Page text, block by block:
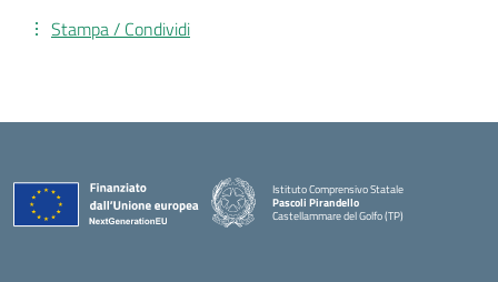
Stampa / Condividi
Istituto Comprensivo Statale
Pascoli Pirandello
Castellammare del Golfo (TP)